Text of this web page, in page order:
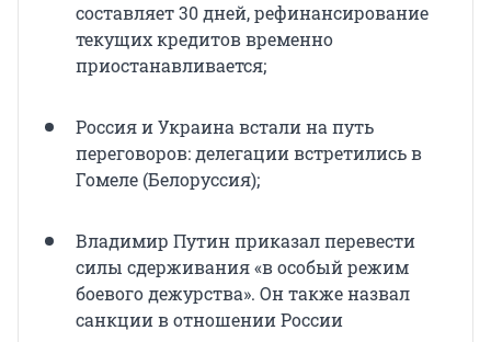
составляет 30 дней, рефинансирование
текущих кредитов временно
приостанавливается;
Россия и Украина встали на путь
переговоров: делегации встретились в
Гомеле (Белоруссия);
Владимир Путин приказал перевести
силы сдерживания «в особый режим
боевого дежурства». Он также назвал
санкции в отношении России